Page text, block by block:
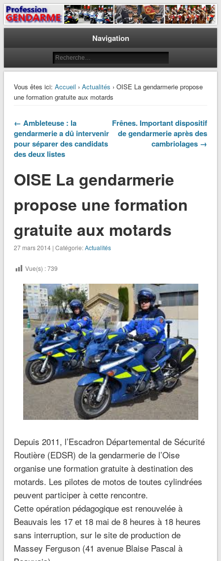
Profession Gendarme
Le journal des gendarmes
Navigation
Vous êtes ici: Accueil › Actualités › OISE La gendarmerie propose
une formation gratuite aux motards
← Ambleteuse : la
gendarmerie a dû intervenir
pour séparer des candidats
des deux listes
Frênes. Important dispositif
de gendarmerie après des
cambriolages →
OISE La gendarmerie
propose une formation
gratuite aux motards
27 mars 2014 | Catégorie:Actualités
Vue(s) :739
Depuis 2011, l’Escadron Départemental de Sécurité
Routière (EDSR) de la gendarmerie de l’Oise
organise une formation gratuite à destination des
motards. Les pilotes de motos de toutes cylindrées
peuvent participer à cette rencontre.
Cette opération pédagogique est renouvelée à
Beauvais les 17 et 18 mai de 8 heures à 18 heures
sans interruption, sur le site de production de
Massey Ferguson (41 avenue Blaise Pascal à